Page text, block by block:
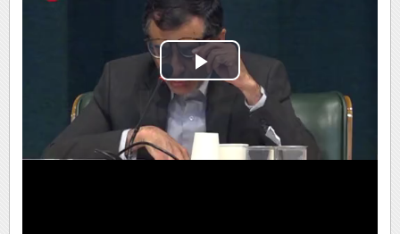
Play
Video